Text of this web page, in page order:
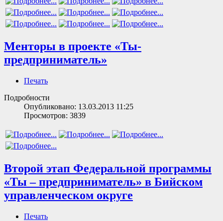
Менторы в проекте «Ты-
предприниматель»
Печать
Подробности
Опубликовано: 13.03.2013 11:25
Просмотров: 3839
Второй этап Федеральной программы
«Ты – предприниматель» в Бийском
управленческом округе
Печать